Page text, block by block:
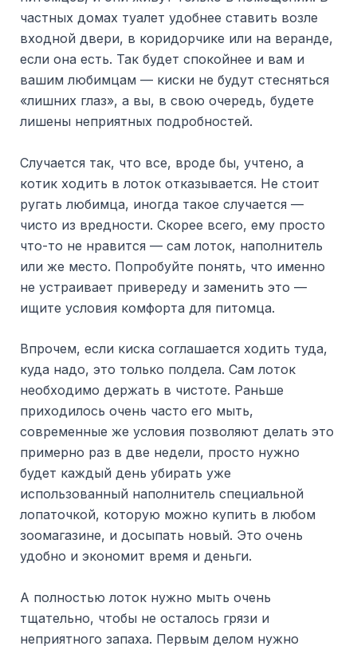
частных домах туалет удобнее ставить возле
входной двери, в коридорчике или на веранде,
если она есть. Так будет спокойнее и вам и
вашим любимцам — киски не будут стесняться
«лишних глаз», а вы, в свою очередь, будете
лишены неприятных подробностей.
Случается так, что все, вроде бы, учтено, а
котик ходить в лоток отказывается. Не стоит
ругать любимца, иногда такое случается —
чисто из вредности. Скорее всего, ему просто
что-то не нравится — сам лоток, наполнитель
или же место. Попробуйте понять, что именно
не устраивает привереду и заменить это —
ищите условия комфорта для питомца.
Впрочем, если киска соглашается ходить туда,
куда надо, это только полдела. Сам лоток
необходимо держать в чистоте. Раньше
приходилось очень часто его мыть,
современные же условия позволяют делать это
примерно раз в две недели, просто нужно
будет каждый день убирать уже
использованный наполнитель специальной
лопаточкой, которую можно купить в любом
зоомагазине, и досыпать новый. Это очень
удобно и экономит время и деньги.
А полностью лоток нужно мыть очень
тщательно, чтобы не осталось грязи и
неприятного запаха. Первым делом нужно